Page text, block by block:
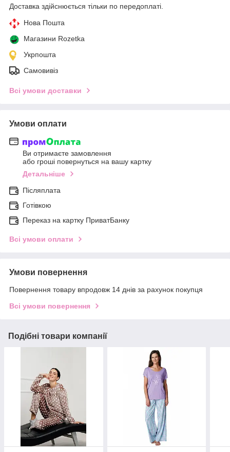
Доставка здійснюється тільки по передоплаті.
Нова Пошта
Магазини Rozetka
Укрпошта
Самовивіз
Всі умови доставки
Умови оплати
Ви отримаєте замовлення
або гроші повернуться на вашу картку
Детальніше
Післяплата
Готівкою
Переказ на картку ПриватБанку
Всі умови оплати
Умови повернення
Повернення товару впродовж 14 днів за рахунок покупця
Всі умови повернення
Подібні товари компанії